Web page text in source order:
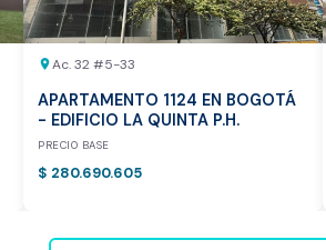
de Dorotea:
exclusivamente para inmuebles
location_onAc. 32 #5-33
APARTAMENTO 1124 EN BOGOTÁ
- EDIFICIO LA QUINTA P.H.
PRECIO BASE
$ 280.690.605